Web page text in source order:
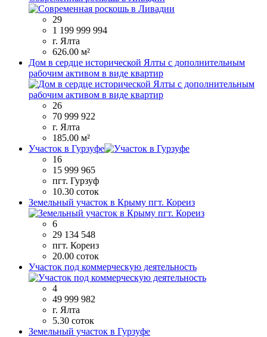
29
1 199 999 994
г. Ялта
626.00 м²
Дом в сердце исторической Ялты с дополнительным
рабочим активом в виде квартир
26
70 999 922
г. Ялта
185.00 м²
Участок в Гурзуфе
16
15 999 965
пгт. Гурзуф
10.30 соток
Земельный участок в Крыму пгт. Кореиз
6
29 134 548
пгт. Кореиз
20.00 соток
Участок под коммерческую деятельность
4
49 999 982
г. Ялта
5.30 соток
Земельный участок в Гурзуфе